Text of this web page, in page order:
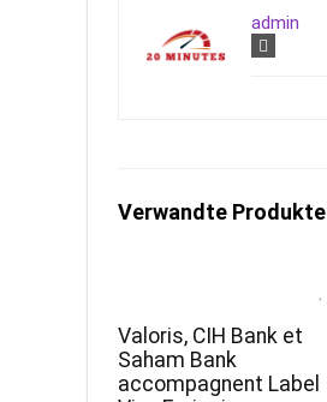
admin
Verwandte Produkte
Valoris, CIH Bank et
Saham Bank
accompagnent Label